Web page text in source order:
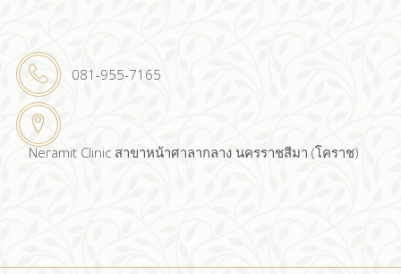
081-955-7165
Neramit Clinic สาขาหน้าศาลากลาง นครราชสีมา (โคราช)